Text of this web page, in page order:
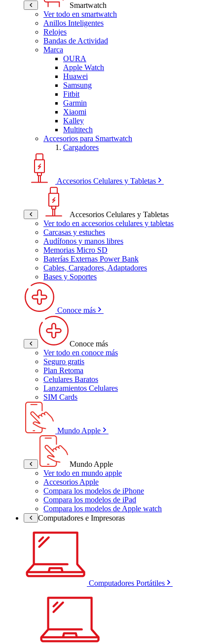
Smartwatch
Ver todo en smartwatch
Anillos Inteligentes
Relojes
Bandas de Actividad
Marca
OURA
Apple Watch
Huawei
Samsung
Fitbit
Garmin
Xiaomi
Kalley
Multitech
Accesorios para Smartwatch
Cargadores
Accesorios Celulares y Tabletas
Accesorios Celulares y Tabletas
Ver todo en accesorios celulares y tabletas
Carcasas y estuches
Audífonos y manos libres
Memorias Micro SD
Baterías Externas Power Bank
Cables, Cargadores, Adaptadores
Bases y Soportes
Conoce más
Conoce más
Ver todo en conoce más
Seguro gratis
Plan Retoma
Celulares Baratos
Lanzamientos Celulares
SIM Cards
Mundo Apple
Mundo Apple
Ver todo en mundo apple
Accesorios Apple
Compara los modelos de iPhone
Compara los modelos de iPad
Compara los modelos de Apple watch
Computadores e Impresoras
Computadores Portátiles